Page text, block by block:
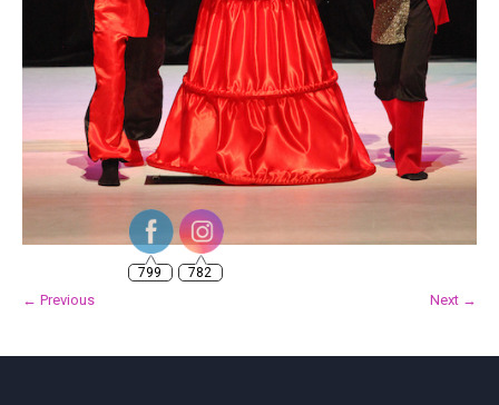
← Previous Next →
799 782